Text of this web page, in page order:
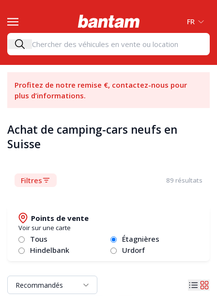
FR
Profitez de notre remise €, contactez-nous pour
plus d’informations.
Achat de camping-cars neufs en
Suisse
Filtres 89 résultats
Points de vente
Voir sur une carte
Tous
Étagnières
Hindelbank
Urdorf